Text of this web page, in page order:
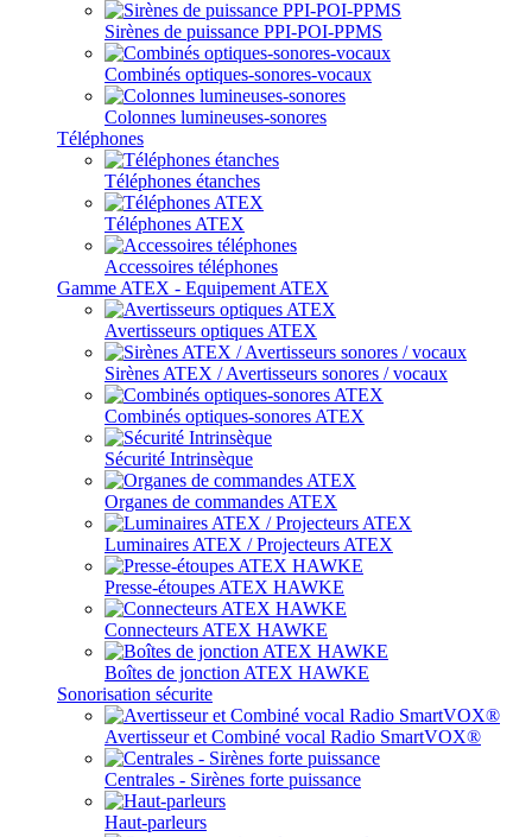
Sirènes de puissance PPI-POI-PPMS
Combinés optiques-sonores-vocaux
Colonnes lumineuses-sonores
Téléphones
Téléphones étanches
Téléphones ATEX
Accessoires téléphones
Gamme ATEX - Equipement ATEX
Avertisseurs optiques ATEX
Sirènes ATEX / Avertisseurs sonores / vocaux
Combinés optiques-sonores ATEX
Sécurité Intrinsèque
Organes de commandes ATEX
Luminaires ATEX / Projecteurs ATEX
Presse-étoupes ATEX HAWKE
Connecteurs ATEX HAWKE
Boîtes de jonction ATEX HAWKE
Sonorisation sécurite
Avertisseur et Combiné vocal Radio SmartVOX®
Centrales - Sirènes forte puissance
Haut-parleurs